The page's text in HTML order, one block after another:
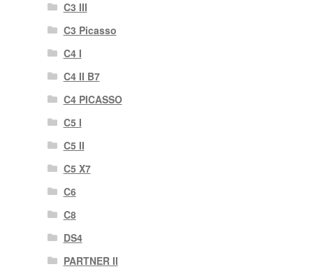
C3 III
C3 Picasso
C4 I
C4 II B7
C4 PICASSO
C5 I
C5 II
C5 X7
C6
C8
DS4
PARTNER II